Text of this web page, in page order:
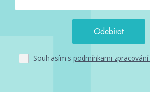
Souhlasím s podmínkami